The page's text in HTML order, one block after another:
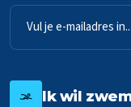
mailadres
Ik wil